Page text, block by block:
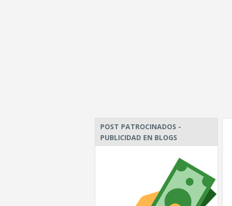
POST PATROCINADOS -
PUBLICIDAD EN BLOGS